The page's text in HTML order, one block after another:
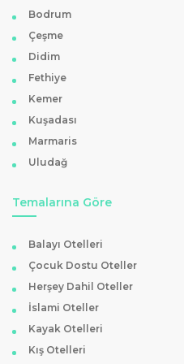
Antalya hareketli
hizmetler, konfor ve
profesyonel rehberlik,
acil sağlık desteği
otellerde çocuk
gruplarına uygun oyun
gölgelikli alanlar, güneşten
ve alerjen etiketli açık büfe
yanıt verir. İsteğe bağlı
aktiviteler ve restoran
sunulabilir.
Antalya Hareketli
Bölgelere Göre Tercih
Kıbrıs’ın farklı bölgeleri,
çeşitli konaklama ve
çeker.Girne
, tarihi
Bodrum
Çeşme
Didim
Fethiye
Kemer
Kuşadası
Marmaris
Uludağ
Temalarına Göre
Balayı Otelleri
Çocuk Dostu Oteller
Herşey Dahil Oteller
İslami Oteller
Kayak Otelleri
Kış Otelleri